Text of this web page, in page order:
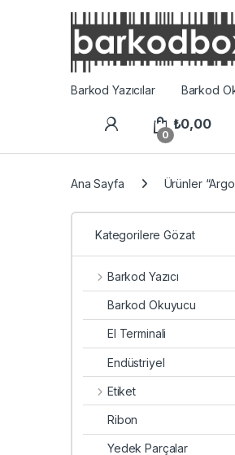
Barkod Yazıcılar Barkod
0
₺0,00
Ana Sayfa Ürünler
Kategorilere Gözat
Barkod Yazıcı
Barkod Okuyucu
El Terminali
Endüstriyel
Etiket
Ribon
Yedek Parçalar